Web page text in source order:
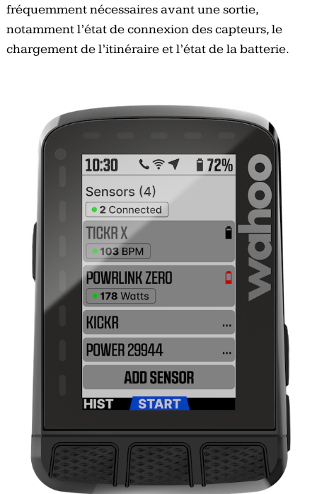
fréquemment nécessaires avant une sortie,
notamment l’état de connexion des capteurs, le
chargement de l’itinéraire et l’état de la batterie.